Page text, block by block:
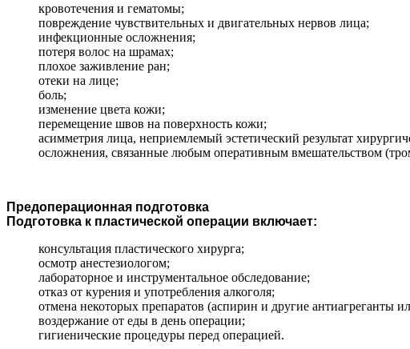
кровотечения и гематомы;
повреждение чувствительных и двигательных нервов лица;
инфекционные осложнения;
потеря волос на шрамах;
плохое заживление ран;
отеки на лице;
боль;
изменение цвета кожи;
перемещение швов на поверхность кожи;
асимметрия лица, неприемлемый эстетический результат
осложнения, связанные любым оперативным вмешательством
Предоперационная подготовка
Подготовка к пластической операции включает:
консультация пластического хирурга;
осмотр анестезиологом;
лабораторное и инструментальное обследование;
отказ от курения и употребления алкоголя;
отмена некоторых препаратов (аспирин и другие антиагреганты
воздержание от еды в день операции;
гигиенические процедуры перед операцией.